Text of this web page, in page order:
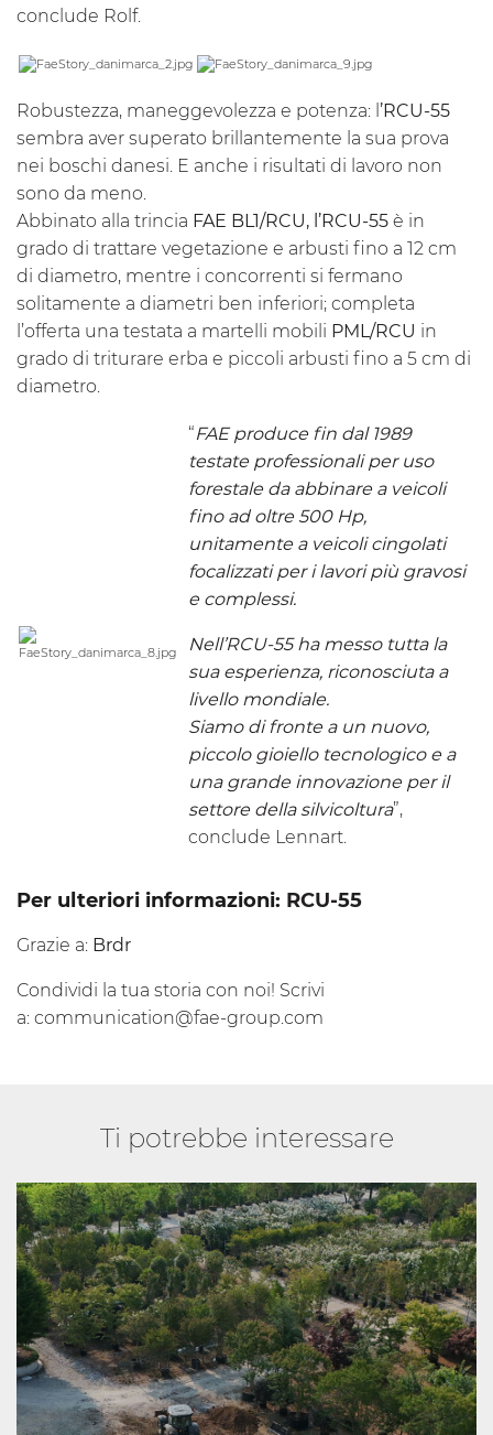
conclude Rolf.
Robustezza, maneggevolezza e potenza: l ’RCU-55
sembra aver superato brillantemente la sua prova
nei boschi danesi. E anche i risultati di lavoro non
sono da meno.
Abbinato alla trincia FAE BL1/RCU, l’RCU-55 è in
grado di trattare vegetazione e arbusti fino a 12 cm
di diametro, mentre i concorrenti si fermano
solitamente a diametri ben inferiori; completa
l’offerta una testata a martelli mobili PML/RCU in
grado di triturare erba e piccoli arbusti fino a 5 cm di
diametro.
“FAE produce fin dal 1989
testate professionali per uso
forestale da abbinare a veicoli
fino ad oltre 500 Hp,
unitamente a veicoli cingolati
focalizzati per i lavori più gravosi
e complessi.
Nell’RCU-55ha messo tutta la
sua esperienza, riconosciuta a
livello mondiale.
Siamo di fronte a un nuovo,
piccolo gioiello tecnologico e a
una grande innovazione per il
settore della silvicoltura”,
conclude Lennart.
Per ulteriori informazioni: RCU-55
Grazie a: Brdr
Condividi la tua storia con noi! Scrivi
a: communication@fae-group.com
Ti potrebbe interessare